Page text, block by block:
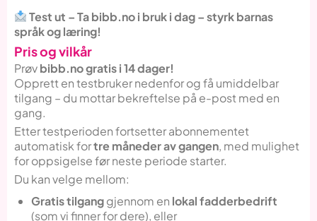
Test ut – Ta bibb.no i bruk i dag – styrk barnas
språk og læring!
Pris og vilkår
Prøvbibb.no gratis i 14 dager!
Opprett en testbruker nedenfor og få umiddelbar
tilgang – du mottar bekreftelse på e-post med en
gang.
Etter testperioden fortsetter abonnementet
automatisk fortre måneder av gangen, med mulighet
for oppsigelse før neste periode starter.
Du kan velge mellom:
Gratis tilganggjennom en lokal fadderbedrift
(som vi finner for dere), eller